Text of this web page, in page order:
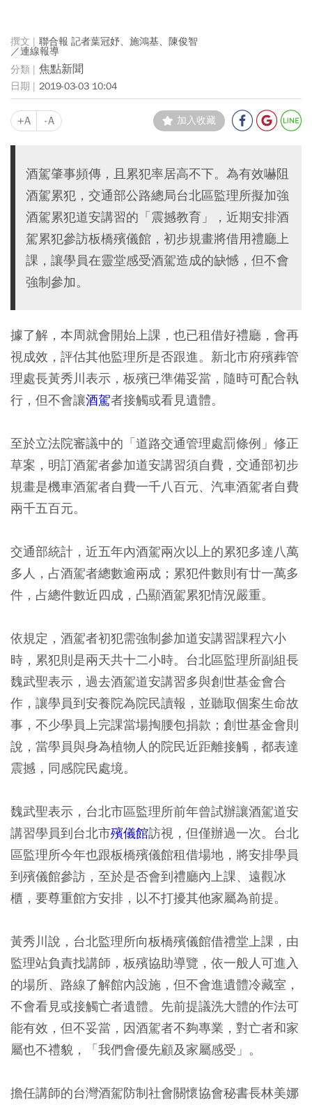
聯合報 記者葉冠妤、施鴻基、陳俊智
／連線報導
焦點新聞
2019-03-03 10:04
+A -A 加入收藏
酒駕肇事頻傳，且累犯率居高不下。為有效嚇阻
酒駕累犯，交通部公路總局台北區監理所擬加強
酒駕累犯道安講習的「震撼教育」，近期安排酒
駕累犯參訪板橋殯儀館，初步規畫將借用禮廳上
課，讓學員在靈堂感受酒駕造成的缺憾，但不會
強制參加。
據了解，本周就會開始上課，也已租借好禮廳，會再
視成效，評估其他監理所是否跟進。新北市府殯葬管
理處長黃秀川表示，板殯已準備妥當，隨時可配合執
行，但不會讓酒駕者接觸或看見遺體。
至於立法院審議中的「道路交通管理處罰條例」修正
草案，明訂酒駕者參加道安講習須自費，交通部初步
規畫是機車酒駕者自費一千八百元、汽車酒駕者自費
兩千五百元。
交通部統計，近五年內酒駕兩次以上的累犯多達八萬
多人，占酒駕者總數逾兩成；累犯件數則有廿一萬多
件，占總件數近四成，凸顯酒駕累犯情況嚴重。
依規定，酒駕者初犯需強制參加道安講習課程六小
時，累犯則是兩天共十二小時。台北區監理所副組長
魏武聖表示，過去酒駕道安講習多與創世基金會合
作，讓學員到安養院為院民讀報，並聽取個案生命故
事，不少學員上完課當場掏腰包捐款；創世基金會則
說，當學員與身為植物人的院民近距離接觸，都表達
震撼，同感院民處境。
魏武聖表示，台北市區監理所前年曾試辦讓酒駕道安
講習學員到台北市殯儀館訪視，但僅辦過一次。台北
區監理所今年也跟板橋殯儀館租借場地，將安排學員
到殯儀館參訪，至於是否會到禮廳內上課、遠觀冰
櫃，要尊重館方安排，以不打擾其他家屬為前提。
黃秀川說，台北監理所向板橋殯儀館借禮堂上課，由
監理站負責找講師，板殯協助導覽，依一般人可進入
的場所、路線了解館內設施，但不會進遺體冷藏室，
不會看見或接觸亡者遺體。先前提議洗大體的作法可
能有效，但不妥當，因酒駕者不夠專業，對亡者和家
屬也不禮貌，「我們會優先顧及家屬感受」。
擔任講師的台灣酒駕防制社會關懷協會秘書長林美娜